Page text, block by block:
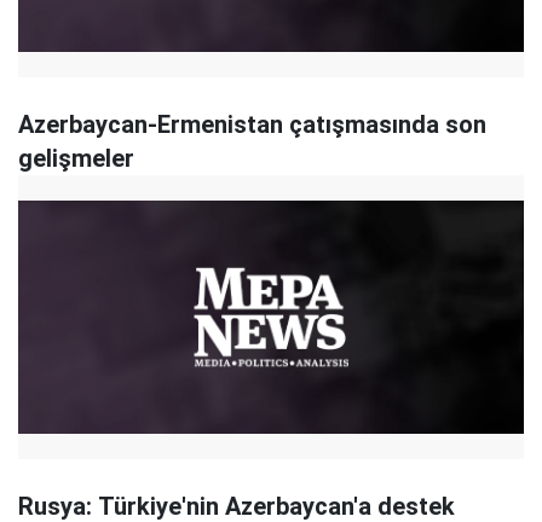
Azerbaycan-Ermenistan çatışmasında son
gelişmeler
Rusya: Türkiye'nin Azerbaycan'a destek